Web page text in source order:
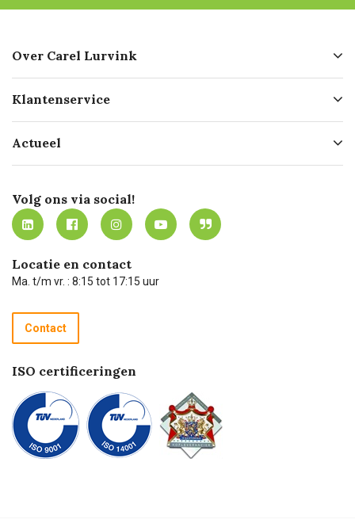
Over Carel Lurvink
Geschiedenis
Missie
Werken bij Carel Lurvink
MVO
Klantenservice
Bezorgen
Mijn Carel Lurvink
Mijn Carel Lurvink instructievideo's
Carel Lurvink App
Hulp op afstand
Technische dienst
Recycle programma
Betalen
Actueel
Innovation LAB
Tevreden klanten
Carel Lurvink Blog
Carel de podcast
Volg ons via social!
Locatie en contact
Ma. t/m vr. : 8:15 tot 17:15 uur
Contact
ISO certificeringen